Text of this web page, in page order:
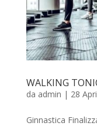
WALKING
da admin | 28
Ginnastica